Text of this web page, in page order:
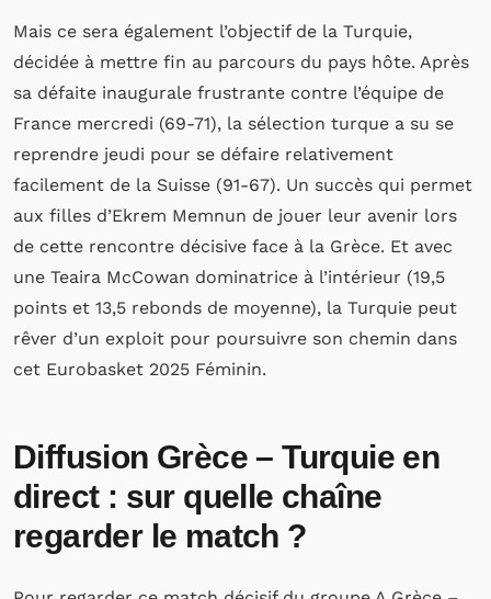
Mais ce sera également l’objectif de la Turquie,
décidée à mettre fin au parcours du pays hôte. Après
sa défaite inaugurale frustrante contre l’équipe de
France mercredi (69-71), la sélection turque a su se
reprendre jeudi pour se défaire relativement
facilement de la Suisse (91-67). Un succès qui permet
aux filles d’Ekrem Memnun de jouer leur avenir lors
de cette rencontre décisive face à la Grèce. Et avec
une Teaira McCowan dominatrice à l’intérieur (19,5
points et 13,5 rebonds de moyenne), la Turquie peut
rêver d’un exploit pour poursuivre son chemin dans
cet Eurobasket 2025 Féminin.
Diffusion Grèce – Turquie en
direct : sur quelle chaîne
regarder le match ?